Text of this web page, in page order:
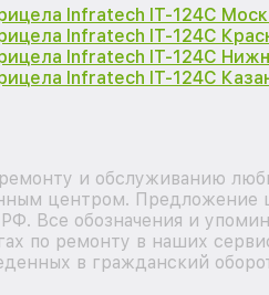
Infratech IT-124C
Infratech IT-124C
Infratech IT-124C
Infratech IT-124C
и обслуживанию
центром.
Все обозначения и
по ремонту в наших
в гражданский